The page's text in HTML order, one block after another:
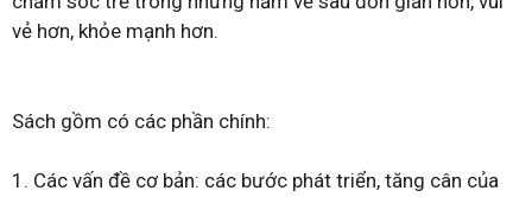
vẻ hơn, khỏe mạnh hơn.
Sách gồm có các phần chính:
1. Các vấn đề cơ bản: các bước phát triển, tăng cân của